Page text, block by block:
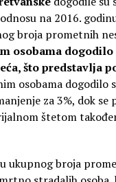
na 2016.
broja prometnih
osobama dogodilo
što predstavlja
osobama dogodilo
za 3%, dok
štetom
ukupnog broja